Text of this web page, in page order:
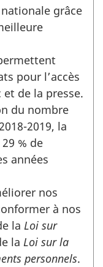
grâce
pour l’accès
de la presse.
du nombre
2019, la
% de
années
nos
à nos
la Loi sur
la Loi sur la
personnels.